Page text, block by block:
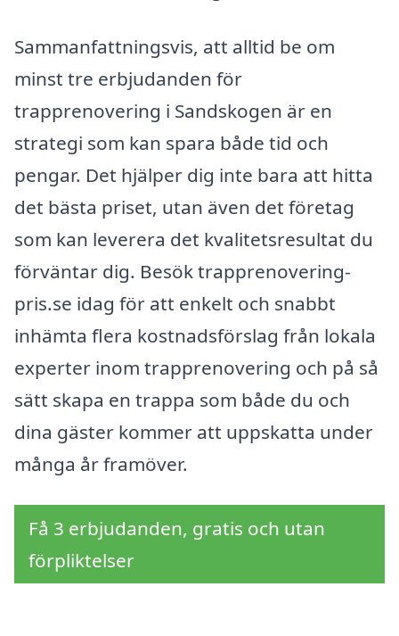
Sammanfattningsvis, att alltid be om
minst tre erbjudanden för
trapprenovering i Sandskogen är en
strategi som kan spara både tid och
pengar. Det hjälper dig inte bara att hitta
det bästa priset, utan även det företag
som kan leverera det kvalitetsresultat du
förväntar dig. Besök trapprenovering-
pris.se idag för att enkelt och snabbt
inhämta flera kostnadsförslag från lokala
experter inom trapprenovering och på så
sätt skapa en trappa som både du och
dina gäster kommer att uppskatta under
många år framöver.
Få 3 erbjudanden, gratis och utan
förpliktelser